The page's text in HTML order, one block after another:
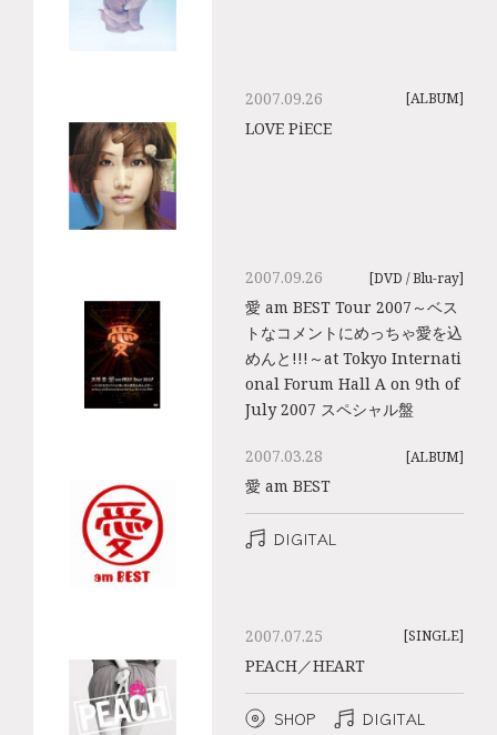
2007.09.26 [ALBUM]
LOVE PiECE
2007.09.26 [DVD / Blu-ray]
愛 am BEST Tour 2007～ベス
トなコメントにめっちゃ愛を込
めんと!!!～at Tokyo Internati
onal Forum Hall A on 9th of
July 2007 スペシャル盤
2007.03.28 [ALBUM]
愛 am BEST
DIGITAL
2007.07.25 [SINGLE]
PEACH／HEART
SHOP DIGITAL